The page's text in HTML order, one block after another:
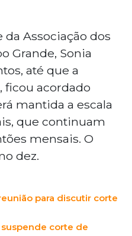
Associação dos
Grande, Sonia
até que a
ficou acordado
mantida a escala
que continuam
mensais. O
dez.
para discutir corte
corte de